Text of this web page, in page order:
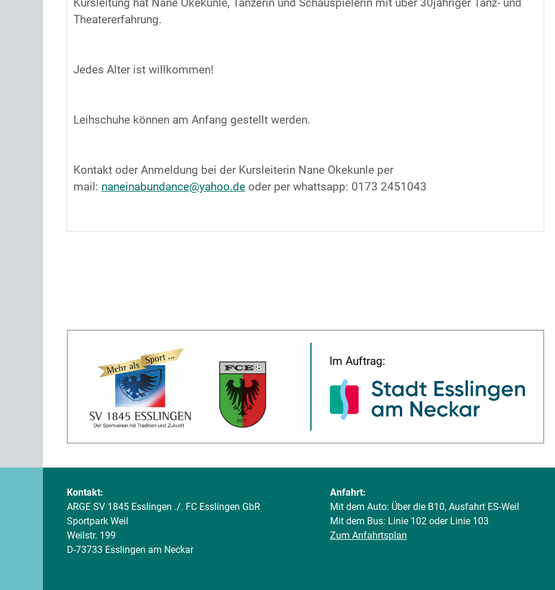
Theatererfahrung.
Jedes Alter ist willkommen!
Leihschuhe können am Anfang gestellt werden.
Kontakt oder Anmeldung bei der Kursleiterin Nane Okekunle per
mail: naneinabundance@yahoo.de oder per whattsapp: 0173 2451043
Im Auftrag:
Kontakt:
ARGE SV 1845 Esslingen ./. FC Esslingen GbR
Sportpark Weil
Weilstr. 199
D-73733 Esslingen am Neckar
Anfahrt:
Mit dem Auto: Über die B10, Ausfahrt ES-Weil
Mit dem Bus: Linie 102 oder Linie 103
Zum Anfahrtsplan